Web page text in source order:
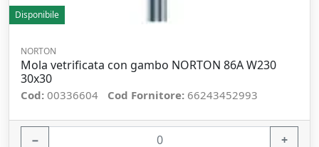
Disponibile
NORTON
Mola vetrificata con gambo NORTON 86A W230
30x30
Cod: 00336604 Cod Fornitore: 66243452993
− +